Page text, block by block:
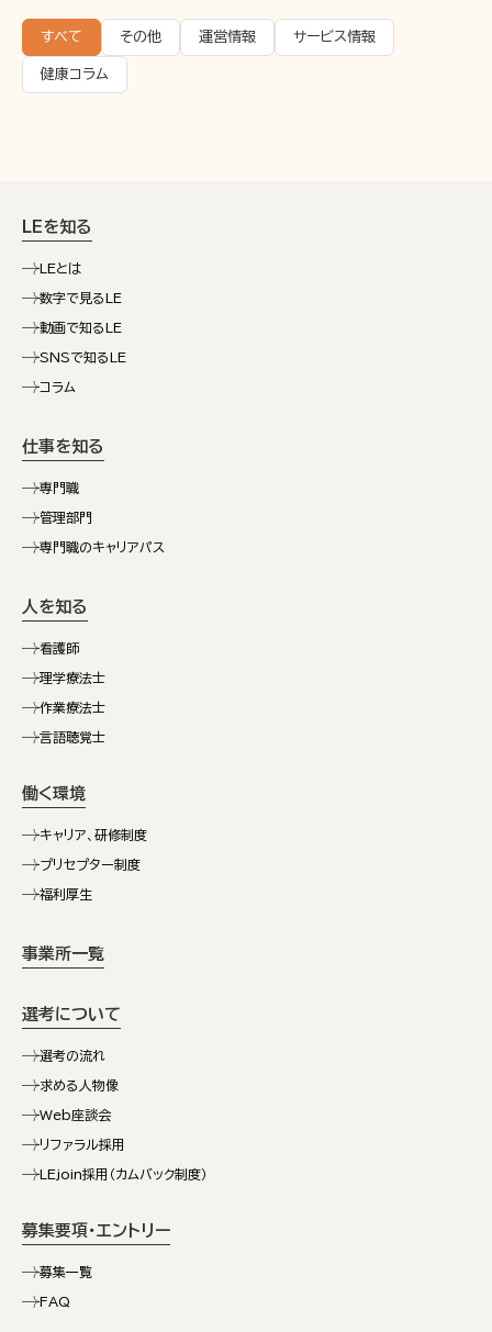
すべて その他 運営情報 サービス情報
健康コラム
LEを知る
LEとは
数字で見るLE
動画で知るLE
SNSで知るLE
コラム
仕事を知る
専門職
管理部門
専門職のキャリアパス
人を知る
看護師
理学療法士
作業療法士
言語聴覚士
働く環境
キャリア、研修制度
プリセプター制度
福利厚生
事業所一覧
選考について
選考の流れ
求める人物像
Web座談会
リファラル採用
LEjoin採用（カムバック制度）
募集要項・エントリー
募集一覧
FAQ